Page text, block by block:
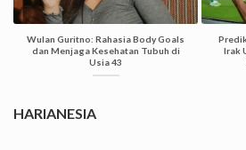
Wulan Guritno: Rahasia Body Goals
dan Menjaga Kesehatan Tubuh di
Usia 43
Irak
HARIANESIA